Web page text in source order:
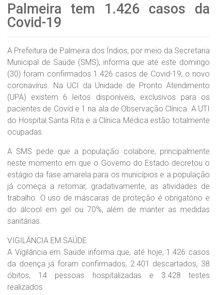
Palmeira tem 1.426 casos da
Covid-19
A Prefeitura de Palmeira dos Índios, por meio da Secretaria
Municipal de Saúde (SMS), informa que até este domingo
(30) foram confirmados 1.426 casos de Covid-19, o novo
coronavírus. Na UCI da Unidade de Pronto Atendimento
(UPA) existem 6 leitos disponíveis, exclusivos para os
pacientes de Covid e 1 na ala de Observação Clínica. A UTI
do Hospital Santa Rita e a Clínica Médica estão totalmente
ocupadas.
A SMS pede que a população colabore, principalmente
neste momento em que o Governo do Estado decretou o
estágio da fase amarela para os municípios e a população
já começa a retomar, gradativamente, as atividades de
trabalho. O uso de máscaras de proteção é obrigatório e
do álcool em gel ou 70%, além de manter as medidas
sanitárias.
VIGILÂNCIA EM SAÚDE
A Vigilância em Saúde informa que, até hoje, 1.426 casos
da doença já foram confirmados, 2.401 descartados, 38
óbitos, 14 pessoas hospitalizadas e 3.428 testes
realizados.